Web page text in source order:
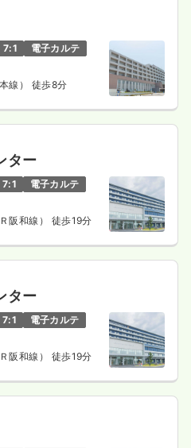
7:1
電子カルテ
線） 徒歩8分
ター
7:1
電子カルテ
阪和線） 徒歩19分
ター
7:1
電子カルテ
阪和線） 徒歩19分